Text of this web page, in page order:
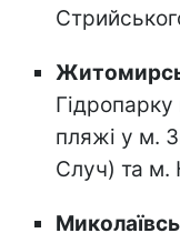
пляжі у м.
Случ) та м.